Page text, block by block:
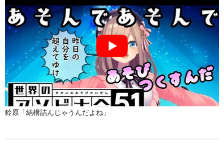
鈴原「結構詰んじゃうんだよね」